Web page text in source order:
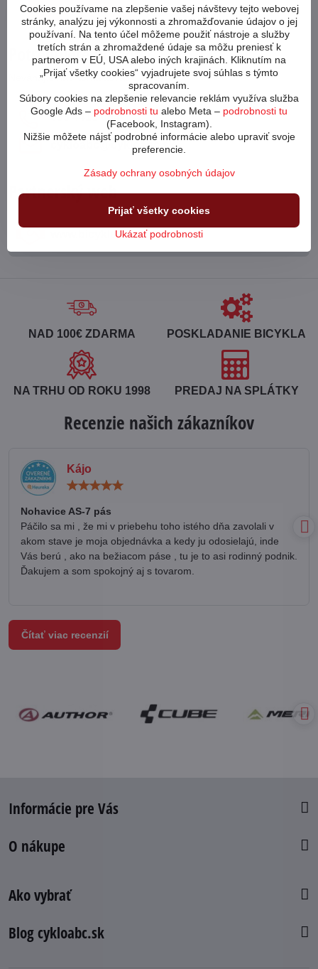
Zobraziť
Potrebujete poradiť?
Neváhajte nás kontaktovať
053 4413 064
cykloabc​@cykloabc​.sk
Partnerský web
www​.bicykle-shop​.sk
NAD 100€ ZDARMA POSKLADANIE BICYKLA
NA TRHU OD ROKU 1998 PREDAJ NA SPLÁTKY
Recenzie našich zákazníkov
Kájo
Nohavice AS-7 pás
Páčilo sa mi , že mi v priebehu toho istého dňa zavolali v
akom stave je moja objednávka a kedy ju odosielajú, inde
Vás berú , ako na bežiacom páse , tu je to asi rodinný podnik.
Ďakujem a som spokojný aj s tovarom.
Čítať viac recenzií
Informácie pre Vás
O nákupe
Ako vybrať
Blog cykloabc.sk
Cookies používame na zlepšenie vašej návštevy tejto webovej
stránky, analýzu jej výkonnosti a zhromažďovanie údajov o jej
používaní. Na tento účel môžeme použiť nástroje a služby
tretích strán a zhromaždené údaje sa môžu preniesť k
partnerom v EÚ, USA alebo iných krajinách. Kliknutím na
„Prijať všetky cookies“ vyjadrujete svoj súhlas s týmto
spracovaním.
Súbory cookies na zlepšenie relevancie reklám využíva služba
Google Ads – podrobnosti tu alebo Meta – podrobnosti tu
(Facebook, Instagram).
Nižšie môžete nájsť podrobné informácie alebo upraviť svoje
preferencie.
Zásady ochrany osobných údajov
Ukázať podrobnosti
Prijať všetky cookies